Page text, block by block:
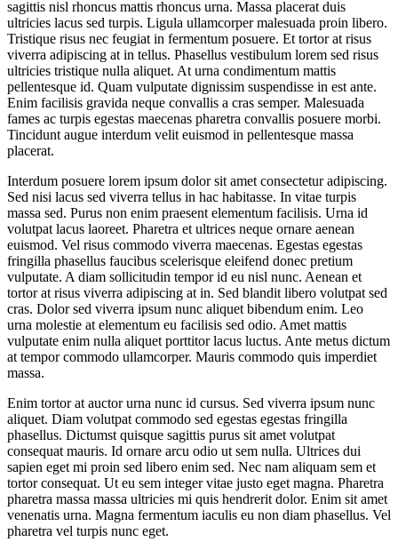
sagittis nisl rhoncus mattis rhoncus urna. Massa placerat duis
ultricies lacus sed turpis. Ligula ullamcorper malesuada proin libero.
Tristique risus nec feugiat in fermentum posuere. Et tortor at risus
viverra adipiscing at in tellus. Phasellus vestibulum lorem sed risus
ultricies tristique nulla aliquet. At urna condimentum mattis
pellentesque id. Quam vulputate dignissim suspendisse in est ante.
Enim facilisis gravida neque convallis a cras semper. Malesuada
fames ac turpis egestas maecenas pharetra convallis posuere morbi.
Tincidunt augue interdum velit euismod in pellentesque massa
placerat.
Interdum posuere lorem ipsum dolor sit amet consectetur adipiscing.
Sed nisi lacus sed viverra tellus in hac habitasse. In vitae turpis
massa sed. Purus non enim praesent elementum facilisis. Urna id
volutpat lacus laoreet. Pharetra et ultrices neque ornare aenean
euismod. Vel risus commodo viverra maecenas. Egestas egestas
fringilla phasellus faucibus scelerisque eleifend donec pretium
vulputate. A diam sollicitudin tempor id eu nisl nunc. Aenean et
tortor at risus viverra adipiscing at in. Sed blandit libero volutpat sed
cras. Dolor sed viverra ipsum nunc aliquet bibendum enim. Leo
urna molestie at elementum eu facilisis sed odio. Amet mattis
vulputate enim nulla aliquet porttitor lacus luctus. Ante metus dictum
at tempor commodo ullamcorper. Mauris commodo quis imperdiet
massa.
Enim tortor at auctor urna nunc id cursus. Sed viverra ipsum nunc
aliquet. Diam volutpat commodo sed egestas egestas fringilla
phasellus. Dictumst quisque sagittis purus sit amet volutpat
consequat mauris. Id ornare arcu odio ut sem nulla. Ultrices dui
sapien eget mi proin sed libero enim sed. Nec nam aliquam sem et
tortor consequat. Ut eu sem integer vitae justo eget magna. Pharetra
pharetra massa massa ultricies mi quis hendrerit dolor. Enim sit amet
venenatis urna. Magna fermentum iaculis eu non diam phasellus. Vel
pharetra vel turpis nunc eget.